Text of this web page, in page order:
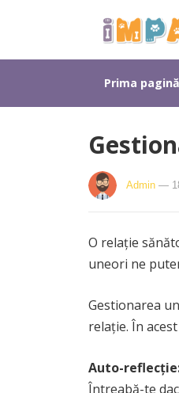
Prima pagină
Admin —
O relație
uneori ne
Gestionarea
relație. În
Auto-
Întreabă-te